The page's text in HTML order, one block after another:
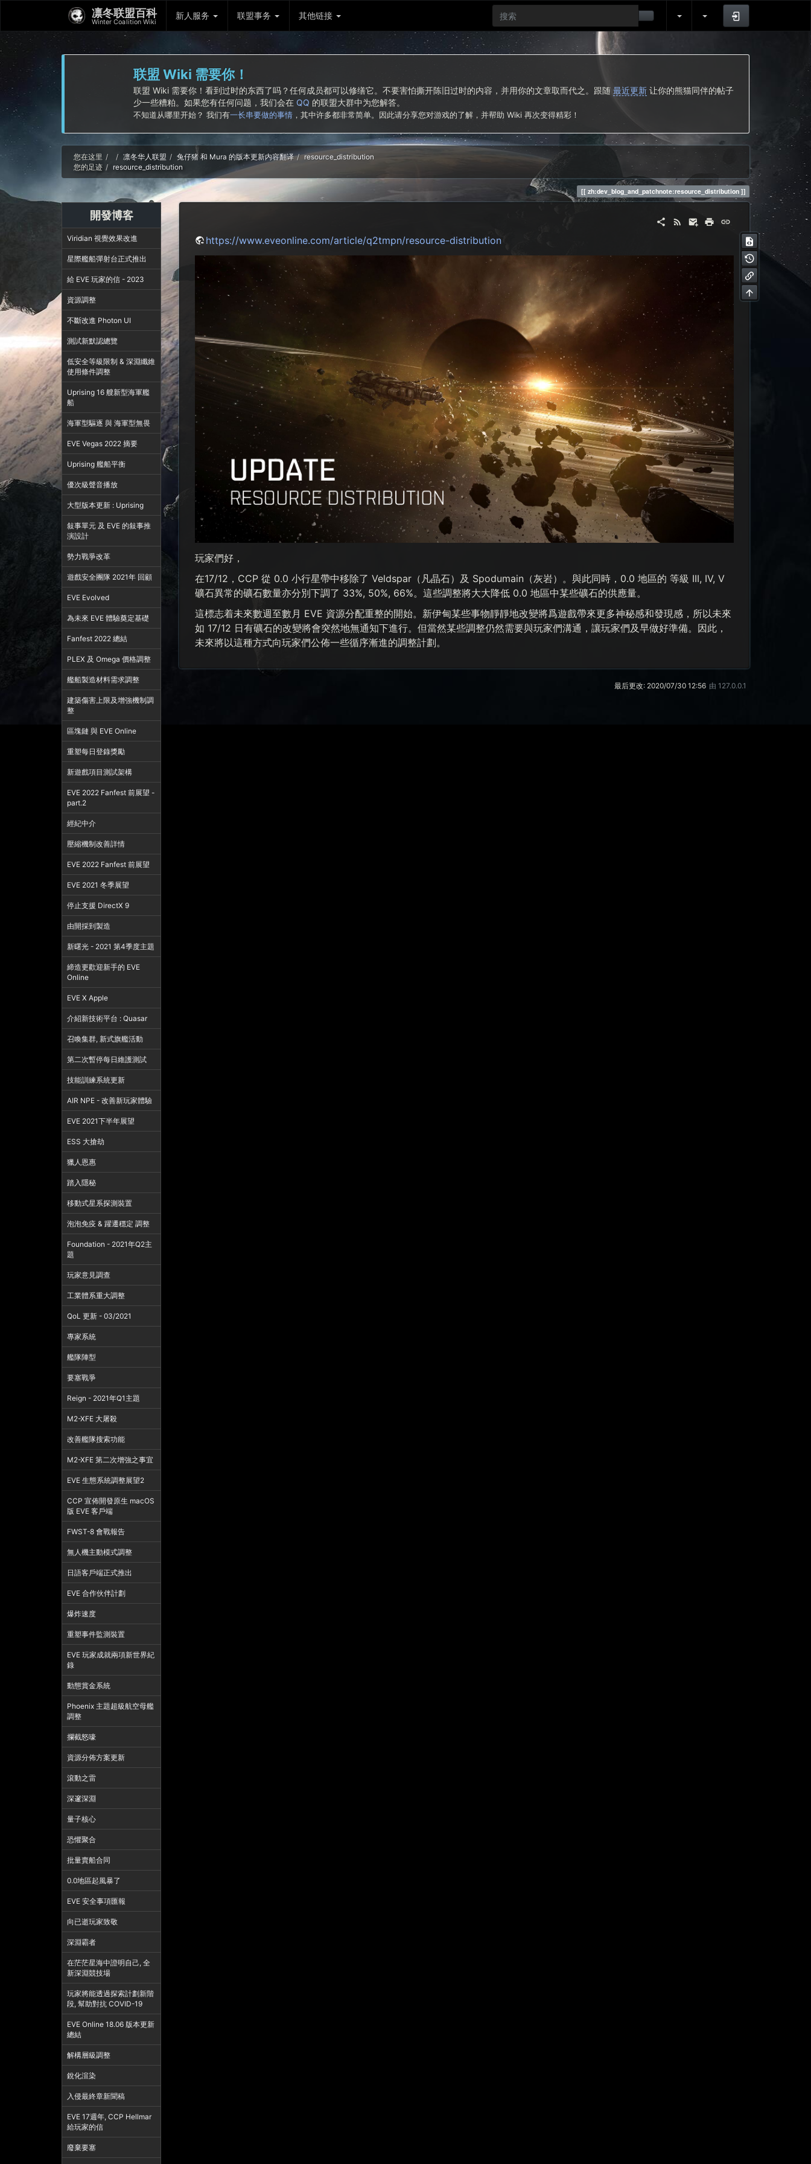
凛冬联盟百科
Winter Coalition Wiki
新人服务 联盟事务 其他链接
联盟 Wiki 需要你！
联盟 Wiki 需要你！看到过时的东西了吗？任何成员都可以修缮它。不要害怕撕开陈旧过时的内容，并用你的文章取而代之。跟随 最近更新让你的熊猫同伴的帖子
少一些糟粕。如果您有任何问题，我们会在 QQ 的联盟大群中为您解答。
不知道从哪里开始？ 我们有一长串要做的事情，其中许多都非常简单。因此请分享您对游戏的了解，并帮助 Wiki 再次变得精彩！
您在这里 Home凛冬华人联盟 兔仔猪 和 Mura 的版本更新内容翻译
resource_distribution
您的足迹
resource_distribution
zh:dev_blog_and_patchnote:resource_distribution
開發博客
Viridian 視覺效果改進
星際艦船彈射台正式推出
給 EVE 玩家的信 - 2023
資源調整
不斷改進 Photon UI
測試新默認總覽
低安全等級限制 & 深淵纖維
使用條件調整
Uprising 16 艘新型海軍艦
船
海軍型驅逐 與 海軍型無畏
EVE Vegas 2022 摘要
Uprising 艦船平衡
優次級聲音播放
大型版本更新 : Uprising
敍事單元 及 EVE 的敍事推
演設計
勢力戰爭改革
遊戲安全團隊 2021年 回顧
EVE Evolved
為未來 EVE 體驗奠定基礎
Fanfest 2022 總結
PLEX 及 Omega 價格調整
艦船製造材料需求調整
建築傷害上限及增強機制調
整
區塊鏈 與 EVE Online
重塑每日登錄獎勵
新遊戲項目測試架構
EVE 2022 Fanfest 前展望 -
part.2
經紀中介
壓縮機制改善詳情
EVE 2022 Fanfest 前展望
EVE 2021 冬季展望
停止支援 DirectX 9
由開採到製造
新曙光 - 2021 第4季度主題
締造更歡迎新手的 EVE
Online
EVE X Apple
介紹新技術平台 : Quasar
召喚集群, 新式旗艦活動
第二次暫停每日維護測試
技能訓練系統更新
AIR NPE - 改善新玩家體驗
EVE 2021下半年展望
ESS 大搶劫
獵人恩惠
踏入隱秘
移動式星系探測裝置
泡泡免疫 & 躍遷穩定 調整
Foundation - 2021年Q2主
題
玩家意見調查
工業體系重大調整
QoL 更新 - 03/2021
專家系統
艦隊陣型
要塞戰爭
Reign - 2021年Q1主題
M2-XFE 大屠殺
改善艦隊搜索功能
M2-XFE 第二次增強之事宜
EVE 生態系統調整展望2
CCP 宣佈開發原生 macOS
版 EVE 客戶端
FWST-8 會戰報告
無人機主動模式調整
日語客戶端正式推出
EVE 合作伙伴計劃
爆炸速度
重塑事件監測裝置
EVE 玩家成就兩項新世界紀
錄
動態賞金系統
Phoenix 主題超級航空母艦
調整
攔截怒嚎
資源分佈方案更新
滾動之雷
深邃深淵
量子核心
恐懼聚合
批量賣船合同
0.0地區起風暴了
EVE 安全事項匯報
向已逝玩家致敬
深淵霸者
在茫茫星海中證明自己, 全
新深淵競技場
玩家將能透過探索計劃新階
段, 幫助對抗 COVID-19
EVE Online 18.06 版本更新
總結
解構層級調整
銳化渲染
入侵最終章新聞稿
EVE 17週年, CCP Hellmar
給玩家的信
廢棄要塞
https://www.eveonline.com/article/q2tmpn/resource-distribution
玩家們好，
在17/12，CCP 從 0.0 小行星帶中移除了 Veldspar（凡晶石）及 Spodumain（灰岩）。與此同時，0.0 地區的 等級 III, IV, V
礦石異常的礦石數量亦分別下調了 33%, 50%, 66%。這些調整將大大降低 0.0 地區中某些礦石的供應量。
這標志着未來數週至數月 EVE 資源分配重整的開始。新伊甸某些事物靜靜地改變將爲遊戲帶來更多神秘感和發現感，所以未來
如 17/12 日有礦石的改變將會突然地無通知下進行。但當然某些調整仍然需要與玩家們溝通，讓玩家們及早做好準備。因此，
未來將以這種方式向玩家們公佈一些循序漸進的調整計劃。
最后更改: 2020/07/30 12:56 由 127.0.0.1